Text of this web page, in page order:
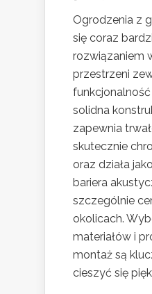
Ogrodzenia z
się coraz
rozwiązaniem
przestrzeni
solidna
zapewnia
skutecznie
oraz działa
bariera
szczególnie
okolicach.
materiałów i
montaż są
cieszyć się